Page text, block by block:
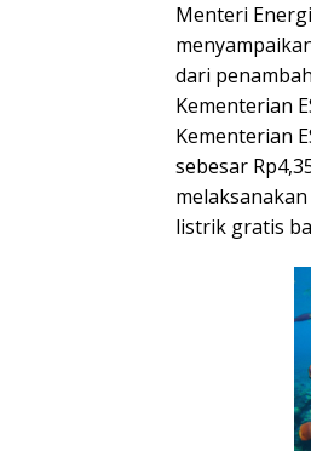
Menteri
dari
Kementerian
Kementerian
sebesar
listrik gratis